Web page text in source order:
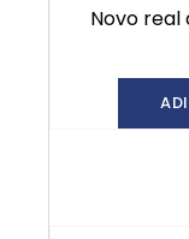
novo